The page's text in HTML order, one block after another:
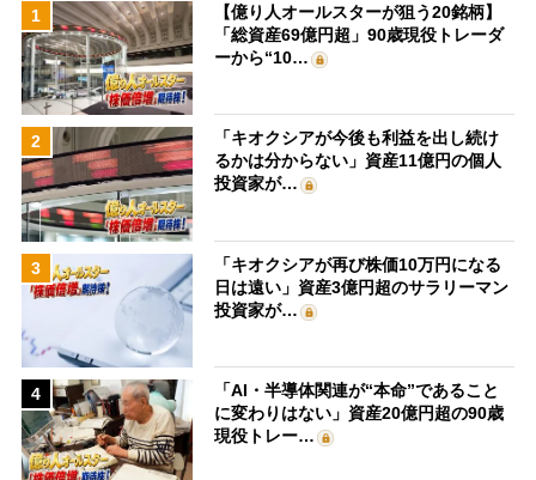
1
【億り人オールスターが狙う20銘柄】
「総資産69億円超」90歳現役トレーダ
ーから“10…
2
「キオクシアが今後も利益を出し続け
るかは分からない」資産11億円の個人
投資家が…
3
「キオクシアが再び株価10万円になる
日は遠い」資産3億円超のサラリーマン
投資家が…
4
「AI・半導体関連が“本命”であること
に変わりはない」資産20億円超の90歳
現役トレー…